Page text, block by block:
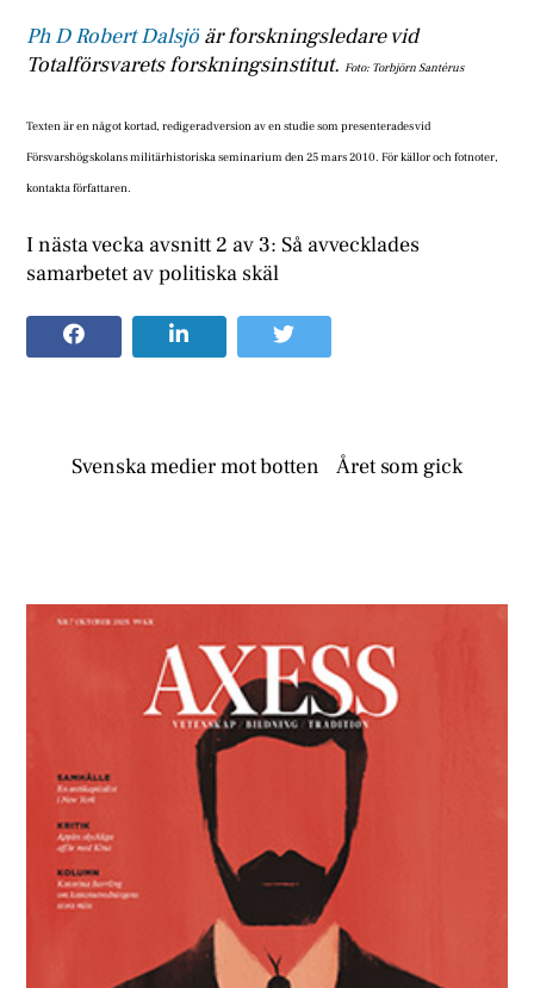
Ph D Robert Dalsjö är forskningsledare vid
Totalförsvarets forskningsinstitut.Foto: Torbjörn Santérus
Texten är en något kortad, redigerad version av en studie som presenterades vid
Försvarshögskolans militärhistoriska seminarium den 25 mars 2010. För källor och fotnoter,
kontakta författaren.
I nästa vecka avsnitt 2 av 3: Så avvecklades
samarbetet av politiska skäl
Svenska medier mot botten Året som gick